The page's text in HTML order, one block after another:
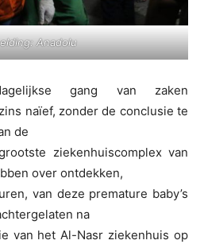
Anadolu
gang van zaken
naïef, zonder de conclusie te
de
ziekenhuiscomplex van
over ontdekken,
van deze premature baby’s
na
van het Al-Nasr ziekenhuis op